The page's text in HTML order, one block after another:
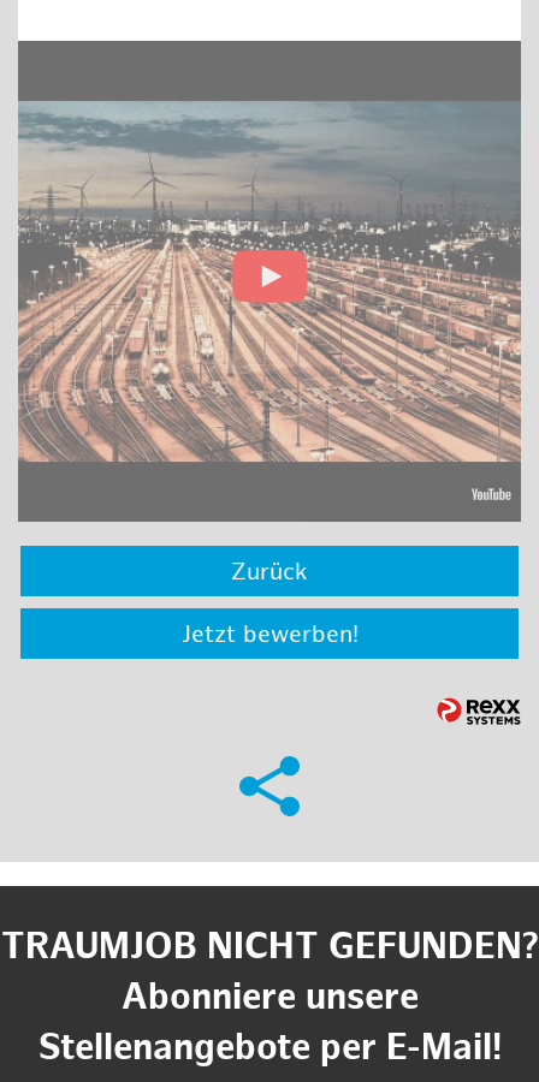
Zurück
Jetzt bewerben!
TRAUMJOB NICHT GEFUNDEN?
Abonniere unsere
Stellenangebote per E-Mail!